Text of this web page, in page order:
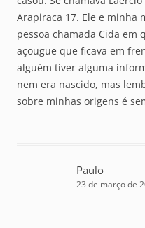
Arapiraca 17. Ele e minha
pessoa chamada Cida em
açougue que ficava em
alguém tiver alguma
nem era nascido, mas
sobre minhas origens é
Paulo
23 de março de